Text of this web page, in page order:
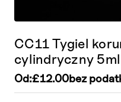
CC11 Tygiel
cylindryczny 5ml
Od:£12.00bez